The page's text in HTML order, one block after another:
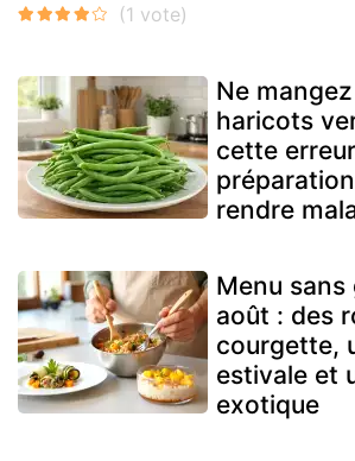
Ne
haricots
cette
rendre
Menu sans
août : des
courgette,
estivale et
exotique